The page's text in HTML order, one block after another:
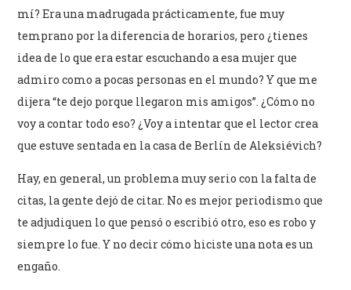
mí? Era una madrugada prácticamente, fue muy
temprano por la diferencia de horarios, pero ¿tienes
idea de lo que era estar escuchando a esa mujer que
admiro como a pocas personas en el mundo? Y que me
dijera “te dejo porque llegaron mis amigos”. ¿Cómo no
voy a contar todo eso? ¿Voy a intentar que el lector crea
que estuve sentada en la casa de Berlín de Aleksiévich?
Hay, en general, un problema muy serio con la falta de
citas, la gente dejó de citar. No es mejor periodismo que
te adjudiquen lo que pensó o escribió otro, eso es robo y
siempre lo fue. Y no decir cómo hiciste una nota es un
engaño.